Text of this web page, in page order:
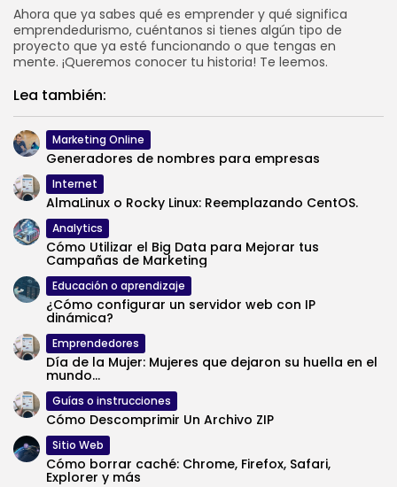
Ahora que ya sabes qué es emprender y qué significa
emprendedurismo, cuéntanos si tienes algún tipo de
proyecto que ya esté funcionando o que tengas en
mente. ¡Queremos conocer tu historia! Te leemos.
Lea también:
Marketing Online
Generadores de nombres para empresas
Internet
AlmaLinux o Rocky Linux: Reemplazando CentOS.
Analytics
Cómo Utilizar el Big Data para Mejorar tus
Campañas de Marketing
Educación o aprendizaje
¿Cómo configurar un servidor web con IP
dinámica?
Emprendedores
Día de la Mujer: Mujeres que dejaron su huella en el
mundo...
Guías o instrucciones
Cómo Descomprimir Un Archivo ZIP
Sitio Web
Cómo borrar caché: Chrome, Firefox, Safari,
Explorer y más